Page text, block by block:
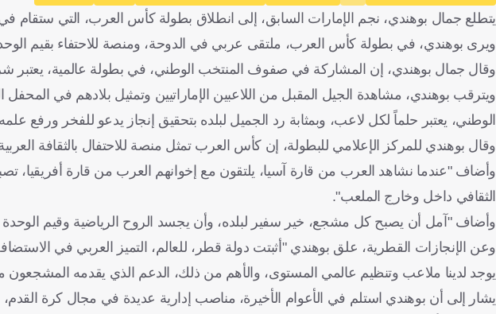
يتطلع جمال بوهندي، نجم الإمارات السابق، إلى انطلاق بطولة كأس العرب، التي ستقام
ويرى بوهندي، في بطولة كأس العرب، ملتقى عربي في الدوحة، ومنصة للاحتفاء بقيم
وقال جمال بوهندي، إن المشاركة في صفوف المنتخب الوطني، في بطولة عالمية، يعتبر
ويترقب بوهندي، مشاهدة الجيل المقبل من اللاعبين الإماراتيين وتمثيل بلادهم في
الوطني، يعتبر حلماً لكل لاعب، وبمثابة رد الجميل لبلده بتحقيق إنجاز يدعو للفخر ورفع
وقال بوهندي للمركز الإعلامي للبطولة، إن كأس العرب تمثل منصة للاحتفال بالثقافة
وأضاف "عندما نشاهد العرب من قارة آسيا، يلتقون مع إخوانهم العرب من قارة أفريقيا،
الثقافي داخل وخارج الملعب".
وأضاف "آمل أن يصبح كل مشجع، خير سفير لبلده، وأن يجسد الروح الرياضية وقيم الوحدة
يوجد لدينا ملاعب وتنظيم عالمي المستوى، والأهم من ذلك، الدعم الذي يقدمه المشجعون
يشار إلى أن بوهندي استلم في الأعوام الأخيرة، مناصب إدارية عديدة في مجال كرة